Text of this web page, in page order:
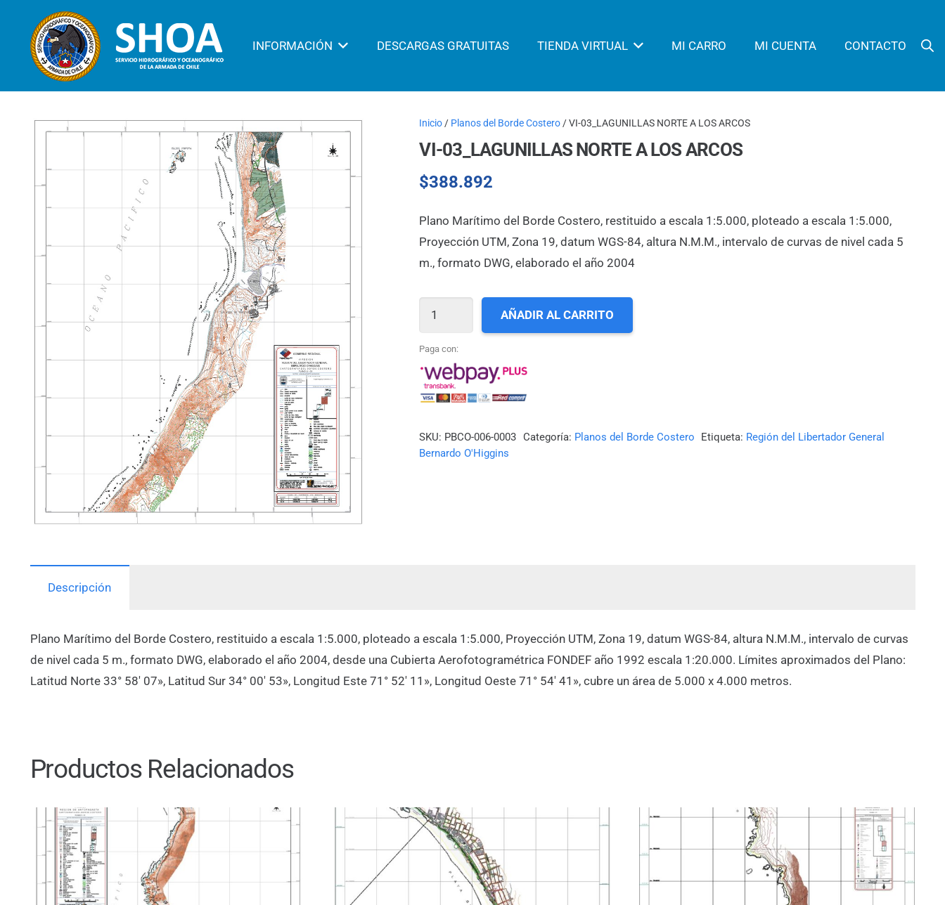
INFORMACIÓN DESCARGAS GRATUITAS TIENDA VIRTUAL MI CARRO MI CUENTA CONTACTO
Inicio / Planos del Borde Costero / VI-03_LAGUNILLAS NORTE A LOS ARCOS
VI-03_LAGUNILLAS NORTE A LOS ARCOS
$388.892
Plano Marítimo del Borde Costero, restituido a escala 1:5.000, ploteado a escala 1:5.000,
Proyección UTM, Zona 19, datum WGS-84, altura N.M.M., intervalo de curvas de nivel cada 5
m., formato DWG, elaborado el año 2004
03_LAGUNILLAS
NORTE
A
LOS
cantidad
AÑADIR AL CARRITO
Paga con:
SKU: PBCO-006-0003 Categoría: Planos del Borde Costero Etiqueta: Región del Libertador General
Bernardo O'Higgins
Descripción
Plano Marítimo del Borde Costero, restituido a escala 1:5.000, ploteado a escala 1:5.000, Proyección UTM, Zona 19, datum WGS-84, altura N.M.M., intervalo de curvas
de nivel cada 5 m., formato DWG, elaborado el año 2004, desde una Cubierta Aerofotogramétrica FONDEF año 1992 escala 1:20.000. Límites aproximados del Plano:
Latitud Norte 33° 58′ 07», Latitud Sur 34° 00′ 53», Longitud Este 71° 52′ 11», Longitud Oeste 71° 54′ 41», cubre un área de 5.000 x 4.000 metros.
Productos Relacionados